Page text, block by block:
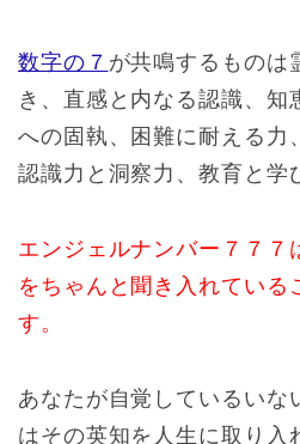
数字の７ が共鳴するものは
き、直感と内なる認識、知
への固執、困難に耐える力
認識力と洞察力、教育と学
エンジェルナンバー７７７
をちゃんと聞き入れている
す。
あなたが自覚しているいな
はその英知を人生に取り入